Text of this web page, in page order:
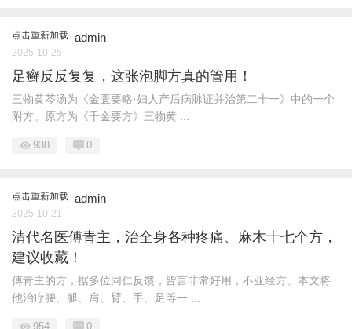
点击重新加载 admin
2025-10-25
足癣反反复复，这张泡脚方真的管用！
三物黄芩汤为《金匮要略·妇人产后病脉证并治第二十一》中的一个
附方。原方为《千金要方》三物黄 ...
938 0
点击重新加载 admin
2025-10-21
清代名医傅青主，治全身各种疼痛、麻木十七个方，
建议收藏！
傅青主的方，据多位同仁反馈，皆言非常好用，不亚经方。本文将
他治疗腰、腿、肩、臂、手、足等一 ...
954 0